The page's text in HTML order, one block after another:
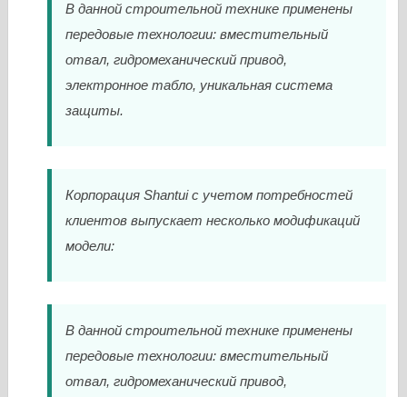
В данной строительной технике применены
передовые технологии: вместительный
отвал, гидромеханический привод,
электронное табло, уникальная система
защиты.
Корпорация Shantui с учетом потребностей
клиентов выпускает несколько модификаций
модели:
В данной строительной технике применены
передовые технологии: вместительный
отвал, гидромеханический привод,